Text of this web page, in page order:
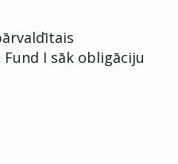
I sāk obligāciju